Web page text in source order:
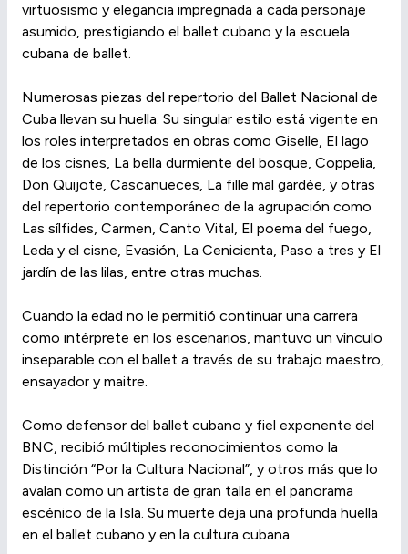
virtuosismo y elegancia impregnada a cada personaje
asumido, prestigiando el ballet cubano y la escuela
cubana de ballet.
Numerosas piezas del repertorio del Ballet Nacional de
Cuba llevan su huella. Su singular estilo está vigente en
los roles interpretados en obras como Giselle, El lago
de los cisnes, La bella durmiente del bosque, Coppelia,
Don Quijote, Cascanueces, La fille mal gardée, y otras
del repertorio contemporáneo de la agrupación como
Las sílfides, Carmen, Canto Vital, El poema del fuego,
Leda y el cisne, Evasión, La Cenicienta, Paso a tres y El
jardín de las lilas, entre otras muchas.
Cuando la edad no le permitió continuar una carrera
como intérprete en los escenarios, mantuvo un vínculo
inseparable con el ballet a través de su trabajo maestro,
ensayador y maitre.
Como defensor del ballet cubano y fiel exponente del
BNC, recibió múltiples reconocimientos como la
Distinción “Por la Cultura Nacional”, y otros más que lo
avalan como un artista de gran talla en el panorama
escénico de la Isla. Su muerte deja una profunda huella
en el ballet cubano y en la cultura cubana.